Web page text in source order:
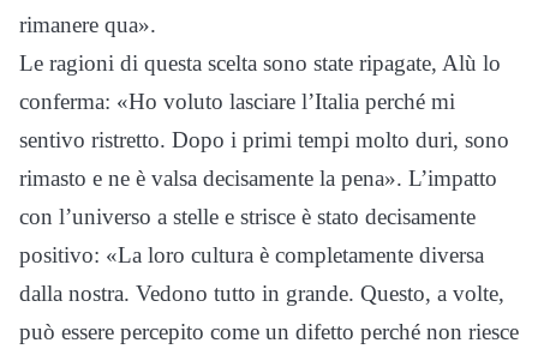
rimanere qua».
Le ragioni di questa scelta sono state ripagate, Alù lo
conferma: «Ho voluto lasciare l’Italia perché mi
sentivo ristretto. Dopo i primi tempi molto duri, sono
rimasto e ne è valsa decisamente la pena». L’impatto
con l’universo a stelle e strisce è stato decisamente
positivo: «La loro cultura è completamente diversa
dalla nostra. Vedono tutto in grande. Questo, a volte,
può essere percepito come un difetto perché non riesce